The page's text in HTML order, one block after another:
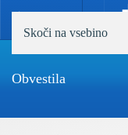
Skoči na vsebino
Obvestila